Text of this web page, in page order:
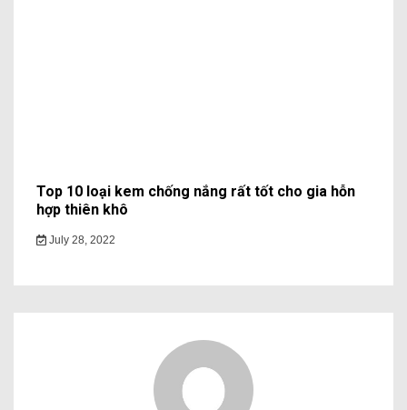
Top 10 loại kem chống nắng rất tốt cho gia hỗn
hợp thiên khô
July 28, 2022